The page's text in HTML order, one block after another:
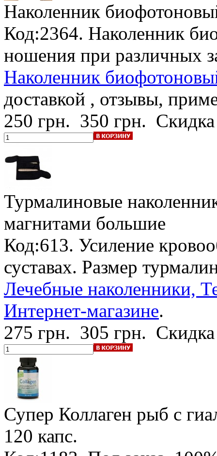
Наколенник
Код:2364. Наколенник
ношения при различных
Наколенник
доставкой , отзывы,
250 грн. 350 грн.
Турмалиновые
магнитами большие
Код:613. Усиление
суставах. Размер
Лечебные наколенники,
Интернет-магазине.
275 грн. 305 грн.
Супер Коллаген рыб с
120 капс.